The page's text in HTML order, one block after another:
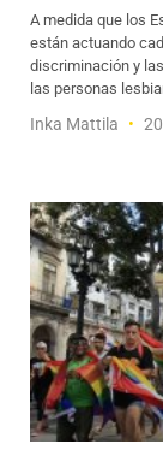
A medida que los
están actuando
discriminación y
las personas
Inka Mattila